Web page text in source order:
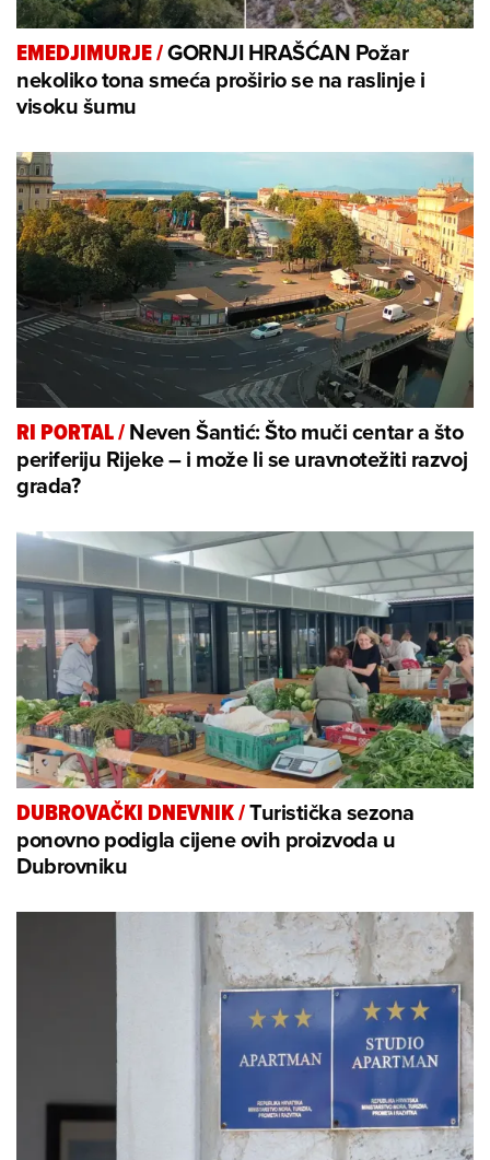
EMEDJIMURJE/GORNJI HRAŠĆAN Požar
nekoliko tona smeća proširio se na raslinje i
visoku šumu
RI PORTAL/Neven Šantić: Što muči centar a što
periferiju Rijeke – i može li se uravnotežiti razvoj
grada?
DUBROVAČKI DNEVNIK/Turistička sezona
ponovno podigla cijene ovih proizvoda u
Dubrovniku